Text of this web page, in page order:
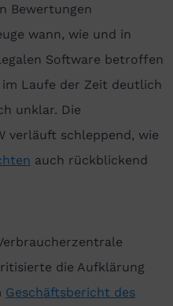
Bewertungen
wann, wie und in
Software betroffen
Laufe der Zeit deutlich
unklar. Die
verläuft schleppend, wie
auch rückblickend
die Aufklärung
Geschäftsbericht des